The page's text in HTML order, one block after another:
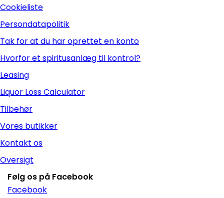
Cookieliste
Persondatapolitik
Tak for at du har oprettet en konto
Hvorfor et spiritusanlæg til kontrol?
Leasing
Liquor Loss Calculator
Tilbehør
Vores butikker
Kontakt os
Oversigt
Følg os på Facebook
Facebook